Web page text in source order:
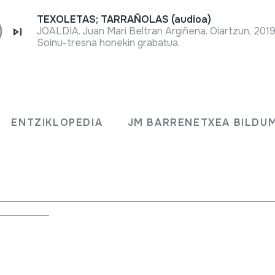
ENTZIKLOPEDIA JM BARRENETXEA
TEXOLETAS; TARRAÑOLAS (audioa)
JOALDIA. Juan Mari Beltran Argiñena. Oiartzun,
Soinu-tresna honekin grabatua.